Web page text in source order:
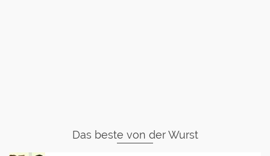
Das beste von der Wurst